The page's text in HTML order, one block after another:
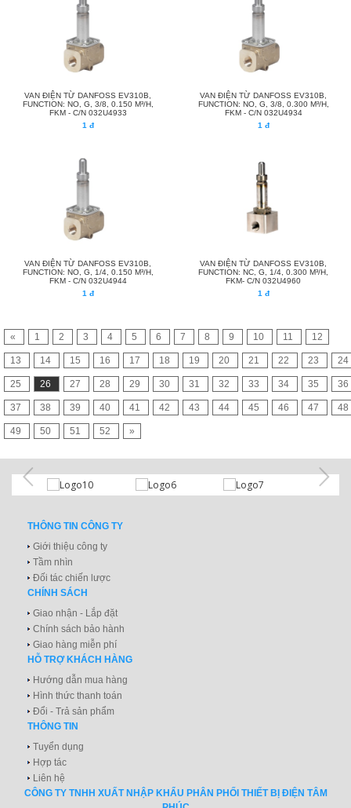
VAN ĐIỆN TỪ DANFOSS EV310B,
FUNCTION: NO, G, 3/8, 0.150 M³/H,
FKM - C/N 032U4933
1 đ
VAN ĐIỆN TỪ DANFOSS EV310B,
FUNCTION: NO, G, 3/8, 0.300 M³/H,
FKM - C/N 032U4934
1 đ
VAN ĐIỆN TỪ DANFOSS EV310B,
FUNCTION: NO, G, 1/4, 0.150 M³/H,
FKM - C/N 032U4944
1 đ
VAN ĐIỆN TỪ DANFOSS EV310B,
FUNCTION: NC, G, 1/4, 0.300 M³/H,
FKM- C/N 032U4960
1 đ
« 1 2 3 4 5 6 7 8 9 10 11 12
13 14 15 16 17 18 19 20 21 22 23 24
25 26 27 28 29 30 31 32 33 34 35 36
37 38 39 40 41 42 43 44 45 46 47 48
49 50 51 52 »
THÔNG TIN CÔNG TY
Giới thiệu công ty
Tầm nhìn
Đối tác chiến lược
CHÍNH SÁCH
Giao nhận - Lắp đặt
Chính sách bảo hành
Giao hàng miễn phí
HỖ TRỢ KHÁCH HÀNG
Hướng dẫn mua hàng
Hình thức thanh toán
Đổi - Trả sản phẩm
THÔNG TIN
Tuyển dụng
Hợp tác
Liên hệ
CÔNG TY TNHH XUẤT NHẬP KHẨU PHÂN PHỐI THIẾT BỊ ĐIỆN TÂM